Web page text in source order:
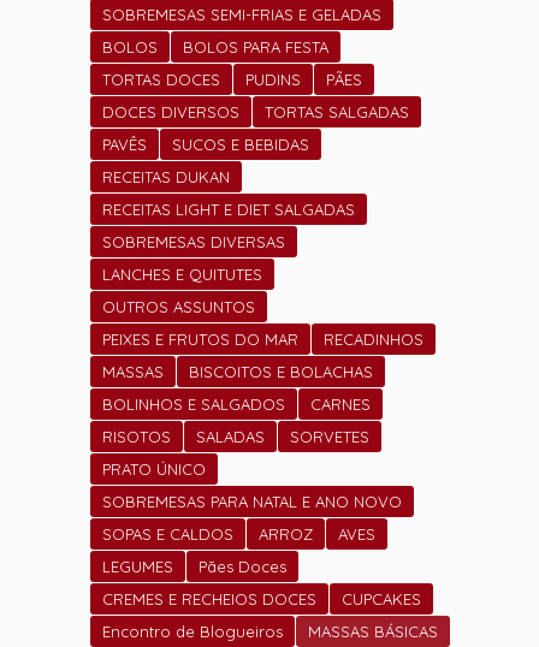
SOBREMESAS SEMI-FRIAS E GELADAS
BOLOS
BOLOS PARA FESTA
TORTAS DOCES
PUDINS
PÃES
DOCES DIVERSOS
TORTAS SALGADAS
PAVÊS
SUCOS E BEBIDAS
RECEITAS DUKAN
RECEITAS LIGHT E DIET SALGADAS
SOBREMESAS DIVERSAS
LANCHES E QUITUTES
OUTROS ASSUNTOS
PEIXES E FRUTOS DO MAR
RECADINHOS
MASSAS
BISCOITOS E BOLACHAS
BOLINHOS E SALGADOS
CARNES
RISOTOS
SALADAS
SORVETES
PRATO ÚNICO
SOBREMESAS PARA NATAL E ANO NOVO
SOPAS E CALDOS
ARROZ
AVES
LEGUMES
Pães Doces
CREMES E RECHEIOS DOCES
CUPCAKES
Encontro de Blogueiros
MASSAS BÁSICAS